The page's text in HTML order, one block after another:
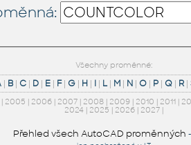
Všechny proměnné:
| B |C | D | E | F|G | H | I | L | M | N |O | P |Q | R |
2005 | 2006| 2007| 2008| 2009| 2010 | 2011|
2024| 2025 | 2026| 2027|
Přehled všech AutoCAD proměnných